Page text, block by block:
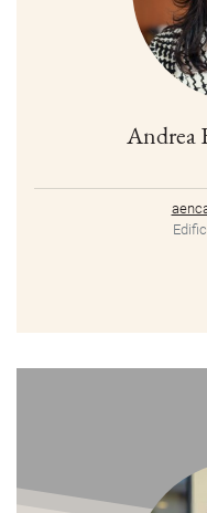
Andrea